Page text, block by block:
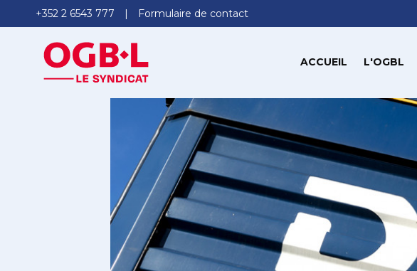
+352 2 6543 777 Formulaire de contact
ACCUEIL L'OGBL